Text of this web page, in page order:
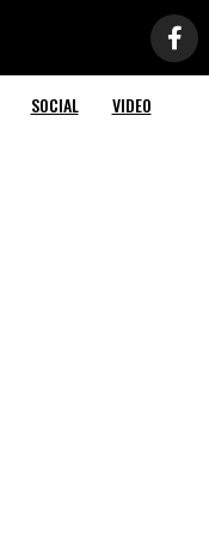
SOCIAL VIDEO